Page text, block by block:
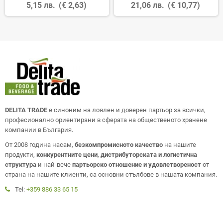
5,15 лв. (€ 2,63) 21,06 лв. (€ 10,77)
DELITA TRADE е синоним на лоялен и доверен партьор за всички,
професионално ориентирани в сферата на общественото хранене
компании в България.
От 2008 година насам, безкомпромисното качество на нашите
продукти, конкурентните цени, дистрибуторската и логистична
структура и най-вече партьорско отношение и удовлетвореност от
страна на нашите клиенти, са основни стълбове в нашата компания.
Tel: +359 886 33 65 15